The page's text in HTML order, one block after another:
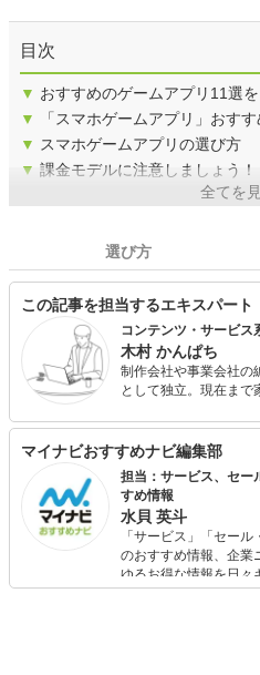
目次
▼ おすすめのゲームアプリ11選を
▼
「スマホゲームアプリ」おす
▼ スマホゲームアプリの選び方
▼ 課金モデルに注意しましょう！
全てを
選び方
この記事を担当するエキスパート
コンテンツ・サービス
木村 かんぱち
制作会社や事業会社の
として独立。現在まで
ています。 企画・構成～取材、撮影、ライティングまでフ
ットワーク軽く対応で
ーです！
マイナビおすすめナビ編集部
担当：サービス、セー
すめ情報
水貝 英斗
「サービス」「セー
のおすすめ情報、企業
ゆるお得な情報を日々
の制作にも携わり、